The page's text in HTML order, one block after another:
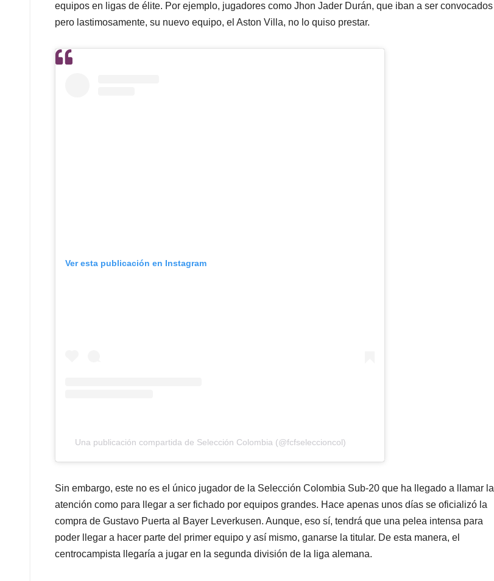
equipos en ligas de élite. Por ejemplo, jugadores como Jhon Jader Durán, que iban a ser convocados
pero lastimosamente, su nuevo equipo, el Aston Villa, no lo quiso prestar.
Ver esta publicación en Instagram
Una publicación compartida de Selección Colombia (@fcfseleccioncol)
Sin embargo, este no es el único jugador de la Selección Colombia Sub-20 que ha llegado a llamar la
atención como para llegar a ser fichado por equipos grandes. Hace apenas unos días se oficializó la
compra de Gustavo Puerta al Bayer Leverkusen. Aunque, eso sí, tendrá que una pelea intensa para
poder llegar a hacer parte del primer equipo y así mismo, ganarse la titular. De esta manera, el
centrocampista llegaría a jugar en la segunda división de la liga alemana.